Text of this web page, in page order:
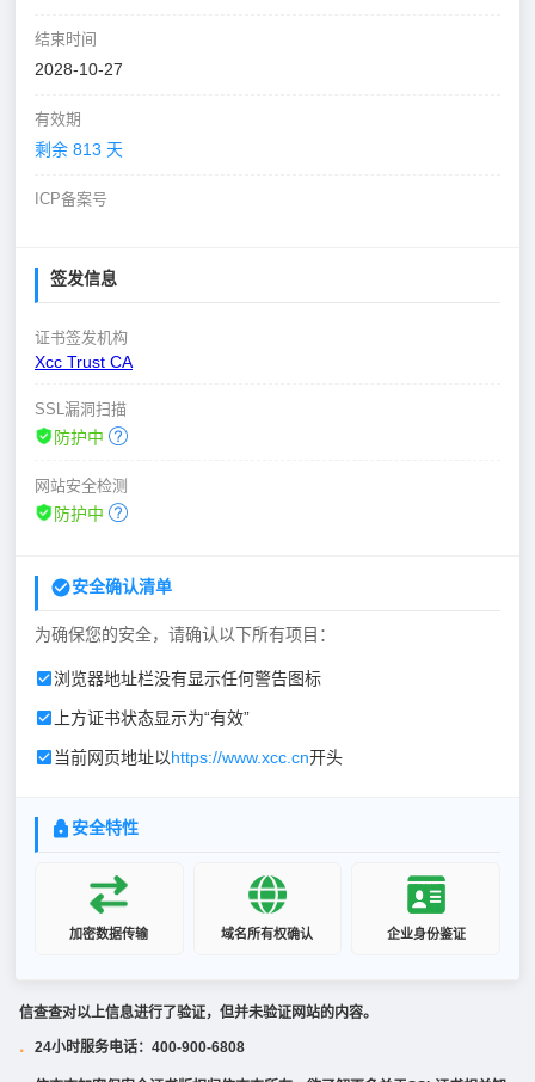
结束时间
2028-10-27
有效期
剩余 813 天
ICP备案号
签发信息
证书签发机构
Xcc Trust CA
SSL漏洞扫描
防护中
网站安全检测
防护中
安全确认清单
为确保您的安全，请确认以下所有项目：
浏览器地址栏没有显示任何警告图标
上方证书状态显示为“有效”
当前网页地址以https://www.xcc.cn开头
安全特性
加密数据传输 域名所有权确认 企业身份鉴证
信查查对以上信息进行了验证，但并未验证网站的内容。
· 24小时服务电话：400-900-6808